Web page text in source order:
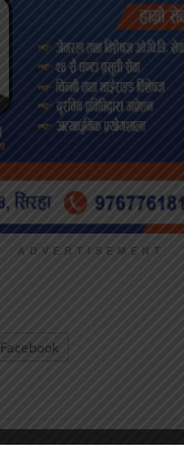
ADVERTISEMENT
Facebook